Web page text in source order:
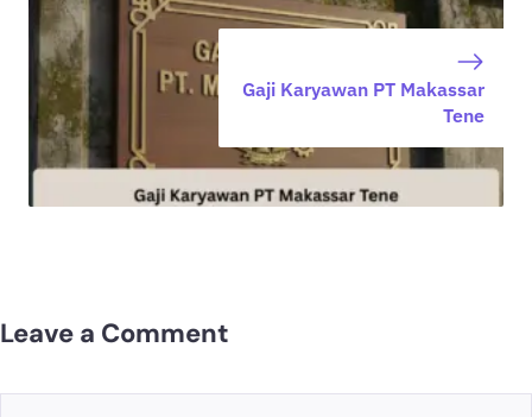
Gaji Karyawan PT Makassar
Tene
Leave a Comment